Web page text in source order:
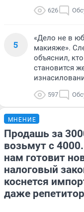
626
5
«Дело не в
макияже».
объяснил,
становится
597
МНЕНИЕ
Продашь за
возьмут с
нам готовит
налоговый
коснется
даже